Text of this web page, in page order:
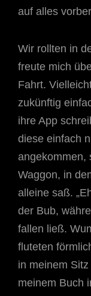
auf alles
Wir rollten in
freute mich
Fahrt.
zukünftig
ihre App
diese einfach
angekommen,
Waggon, in
alleine saß.
der Bub,
fallen ließ.
fluteten
in meinem
meinem Buch